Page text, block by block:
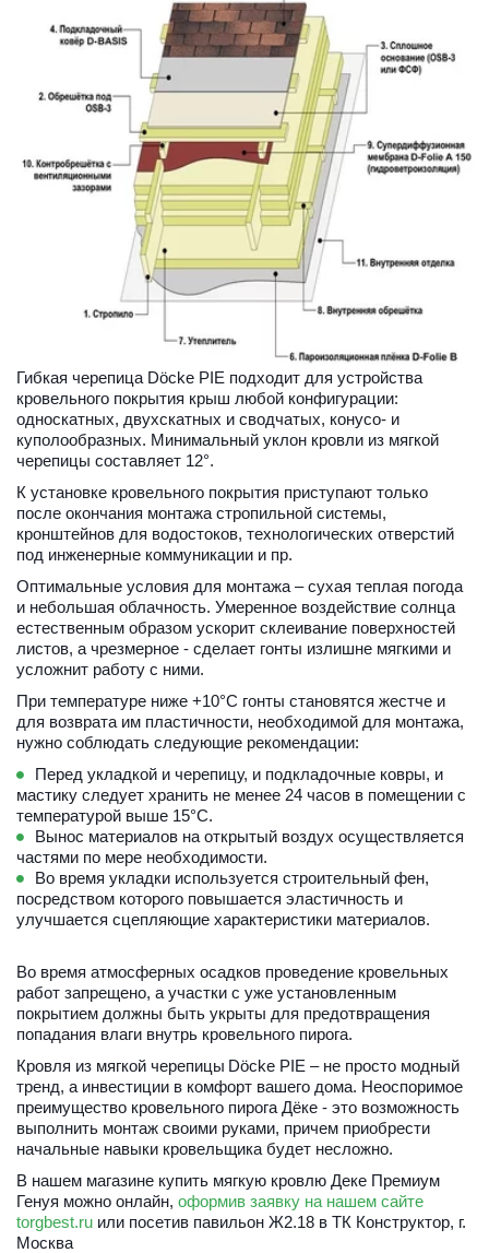
Гибкая черепица Döcke PIE подходит для устройства
кровельного покрытия крыш любой конфигурации:
односкатных, двухскатных и сводчатых, конусо- и
куполообразных. Минимальный уклон кровли из мягкой
черепицы составляет 12°.
К установке кровельного покрытия приступают только
после окончания монтажа стропильной системы,
кронштейнов для водостоков, технологических отверстий
под инженерные коммуникации и пр.
Оптимальные условия для монтажа – сухая теплая погода
и небольшая облачность. Умеренное воздействие солнца
естественным образом ускорит склеивание поверхностей
листов, а чрезмерное - сделает гонты излишне мягкими и
усложнит работу с ними.
При температуре ниже +10°C гонты становятся жестче и
для возврата им пластичности, необходимой для монтажа,
нужно соблюдать следующие рекомендации:
Перед укладкой и черепицу, и подкладочные ковры, и
мастику следует хранить не менее 24 часов в помещении с
температурой выше 15°C.
Вынос материалов на открытый воздух осуществляется
частями по мере необходимости.
Во время укладки используется строительный фен,
посредством которого повышается эластичность и
улучшается сцепляющие характеристики материалов.
Во время атмосферных осадков проведение кровельных
работ запрещено, а участки с уже установленным
покрытием должны быть укрыты для предотвращения
попадания влаги внутрь кровельного пирога.
Кровля из мягкой черепицы Döcke PIE – не просто модный
тренд, а инвестиции в комфорт вашего дома. Неоспоримое
преимущество кровельного пирога Дёке - это возможность
выполнить монтаж своими руками, причем приобрести
начальные навыки кровельщика будет несложно.
В нашем магазине купить мягкую кровлю Деке Премиум
Генуя можно онлайн, оформив заявку на нашем сайте
torgbest.ru или посетив павильон Ж2.18 в ТК Конструктор, г.
Москва